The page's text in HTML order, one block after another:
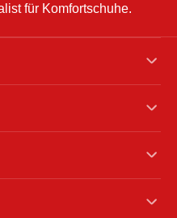
für Komfortschuhe.